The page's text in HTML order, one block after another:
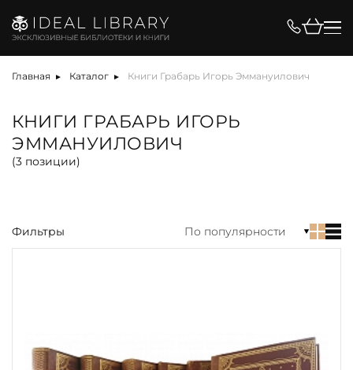
Главная Каталог Книги Грабарь Игорь Эммануилович
КНИГИ ГРАБАРЬ ИГОРЬ
ЭММАНУИЛОВИЧ
(3 позиции)
Цена, ₽
Вид
акция
карта
Фильтры По популярности